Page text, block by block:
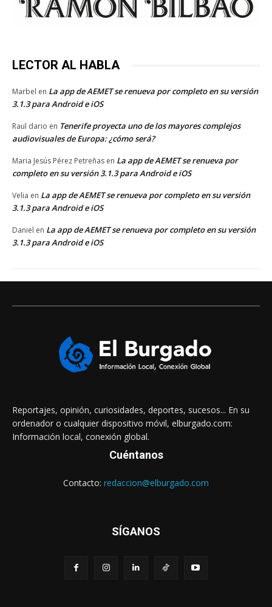
LECTOR AL HABLA
Marbel en La app de AEMET se renueva por completo en su versión
3.1.3 para Android e iOS
Raul dario en Tenerife proyecta uno de los mayores complejos
audiovisuales de Europa: ¿cómo será?
Maria Jesús Pérez Petreñas en La app de AEMET se renueva por
completo en su versión 3.1.3 para Android e iOS
Velia en La app de AEMET se renueva por completo en su versión
3.1.3 para Android e iOS
Daniel en La app de AEMET se renueva por completo en su versión
3.1.3 para Android e iOS
Reportajes, opinión, curiosidades, deportes, sucesos... En su
ordenador o cualquier dispositivo móvil, elburgado.com:
Información local, conexión global.
Cuéntanos
Contacto: redaccion@elburgado.com
SÍGANOS